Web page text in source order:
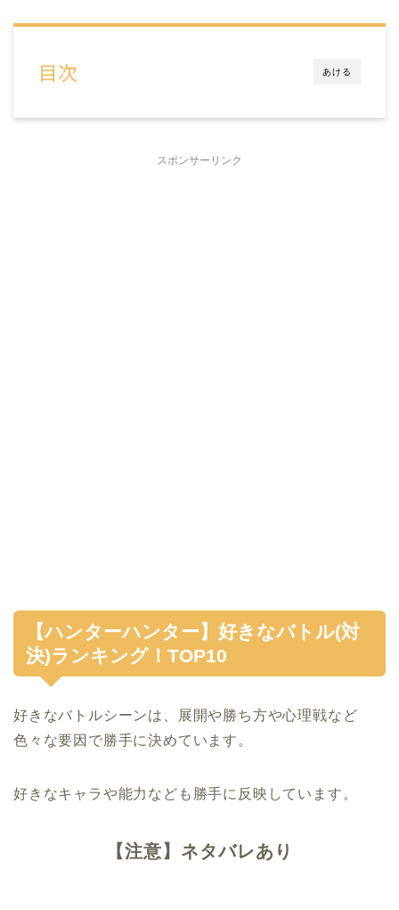
あける
目次
スポンサーリンク
【ハンターハンター】好きなバトル(対
決)ランキング！TOP10
好きなバトルシーンは、展開や勝ち方や心理戦など
色々な要因で勝手に決めています。
好きなキャラや能力なども勝手に反映しています。
【注意】ネタバレあり